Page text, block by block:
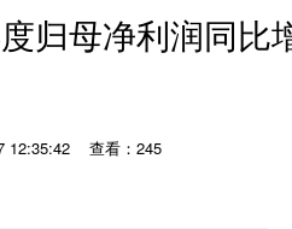
归母净利润同比
12:35:42 查看：245